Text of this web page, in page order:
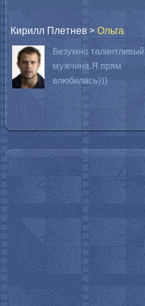
Кирилл Плетнев > Oльга
Безумно талантливый
мужчина.Я прям
влюбилась)))